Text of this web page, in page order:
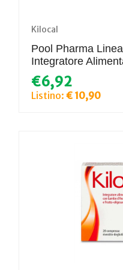
Kilocal
Pool Pharma
Integratore
€6,92
Listino: € 10,90